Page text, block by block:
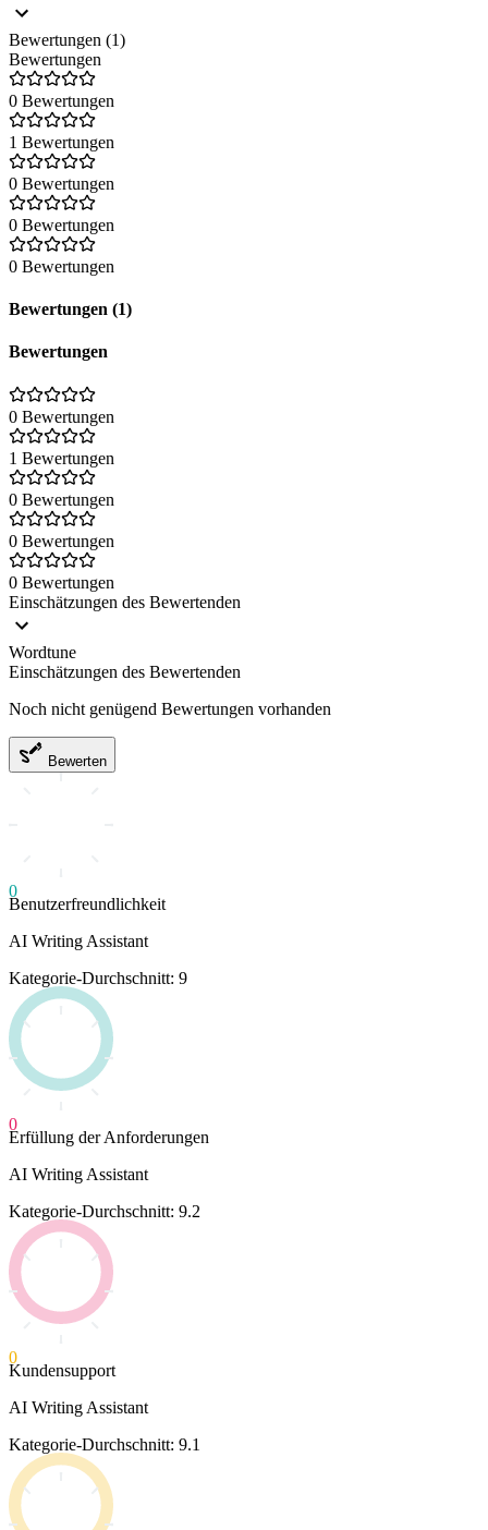
Bewertungen (1)
Bewertungen
0 Bewertungen
1 Bewertungen
0 Bewertungen
0 Bewertungen
0 Bewertungen
Bewertungen (1)
Bewertungen
0 Bewertungen
1 Bewertungen
0 Bewertungen
0 Bewertungen
0 Bewertungen
Einschätzungen des Bewertenden
Wordtune
Einschätzungen des Bewertenden
Noch nicht genügend Bewertungen vorhanden
Bewerten
0
Benutzerfreundlichkeit
AI Writing Assistant
Kategorie-Durchschnitt: 9
0
Erfüllung der Anforderungen
AI Writing Assistant
Kategorie-Durchschnitt: 9.2
0
Kundensupport
AI Writing Assistant
Kategorie-Durchschnitt: 9.1